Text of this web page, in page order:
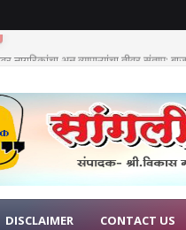
अन् व्यापाऱ्यांचा तीव्र संताप;
DISCLAIMER CONTACT US